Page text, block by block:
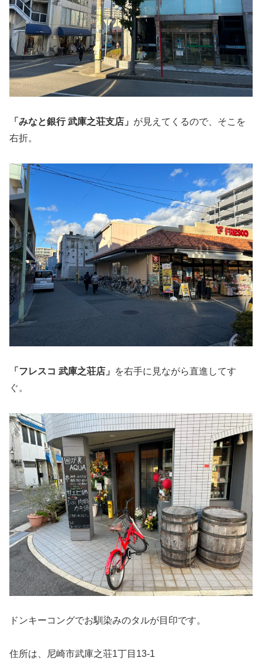
「みなと銀行 武庫之荘支店」 が見えてくるので、そこを
右折。
「フレスコ 武庫之荘店」
を右手に見ながら直進してす
ぐ。
ドンキーコングでお馴染みのタルが目印です。
住所は、尼崎市武庫之荘1丁目13-1